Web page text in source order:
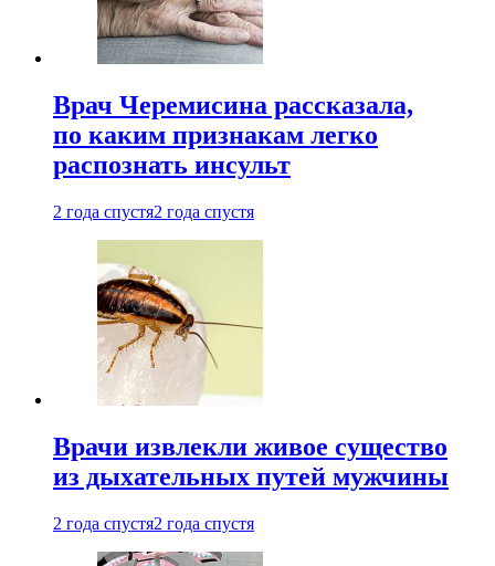
Врач Черемисина рассказала,
по каким признакам легко
распознать инсульт
2 года спустя2 года спустя
Врачи извлекли живое существо
из дыхательных путей мужчины
2 года спустя2 года спустя